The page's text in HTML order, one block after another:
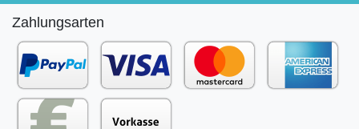
Zahlungsarten